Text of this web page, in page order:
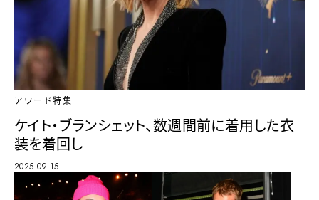
アワード特集
ケイト・ブランシェット、数週間前に着用した衣
装を着回し
2025.09.15